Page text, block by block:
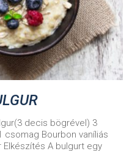
decis bögrével) 3
csomag Bourbon vaníliás
A bulgurt egy